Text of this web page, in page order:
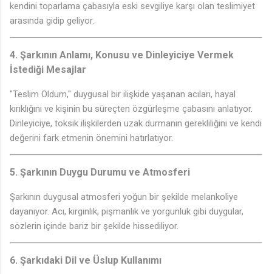
kendini toparlama çabasıyla eski sevgiliye karşı olan teslimiyet
arasında gidip geliyor.
4. Şarkının Anlamı, Konusu ve Dinleyiciye Vermek
İstediği Mesajlar
"Teslim Oldum," duygusal bir ilişkide yaşanan acıları, hayal
kırıklığını ve kişinin bu süreçten özgürleşme çabasını anlatıyor.
Dinleyiciye, toksik ilişkilerden uzak durmanın gerekliliğini ve kendi
değerini fark etmenin önemini hatırlatıyor.
5. Şarkının Duygu Durumu ve Atmosferi
Şarkının duygusal atmosferi yoğun bir şekilde melankoliye
dayanıyor. Acı, kırgınlık, pişmanlık ve yorgunluk gibi duygular,
sözlerin içinde bariz bir şekilde hissediliyor.
6. Şarkıdaki Dil ve Üslup Kullanımı